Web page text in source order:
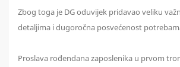
Zbog toga je DG oduvijek pridavao veliku
detaljima i dugoročna posvećenost
Proslava rođendana zaposlenika u prvom